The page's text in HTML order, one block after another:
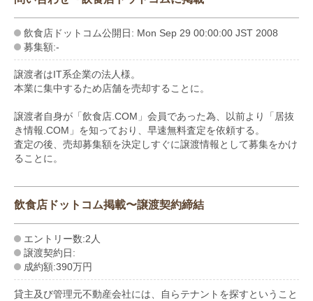
飲食店ドットコム公開日: Mon Sep 29 00:00:00 JST 2008
募集額:-
譲渡者はIT系企業の法人様。
本業に集中するため店舗を売却することに。
譲渡者自身が「飲食店.COM」会員であった為、以前より「居抜
き情報.COM」を知っており、早速無料査定を依頼する。
査定の後、売却募集額を決定しすぐに譲渡情報として募集をかけ
ることに。
飲食店ドットコム掲載〜譲渡契約締結
エントリー数:2人
譲渡契約日:
成約額:390万円
貸主及び管理元不動産会社には、自らテナントを探すということ